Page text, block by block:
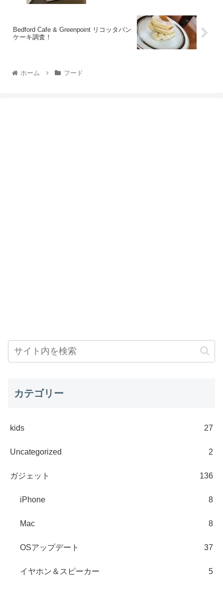
Bedford Cafe & Greenpoint リコッタパン
ケーキ調査！
ホーム フード
カテゴリー
kids 27
Uncategorized 2
ガジェット 136
iPhone 8
Mac 8
OSアップデート 37
イヤホン＆スピーカー 5